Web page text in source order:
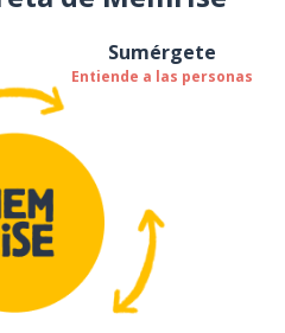
Sumérgete
Entiende a las personas